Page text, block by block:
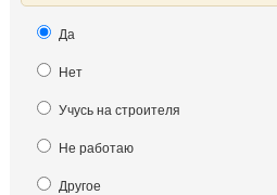
Да
Нет
Учусь на строителя
Не работаю
Другое